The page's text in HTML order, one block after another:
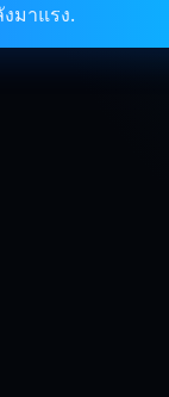
มาแรง.